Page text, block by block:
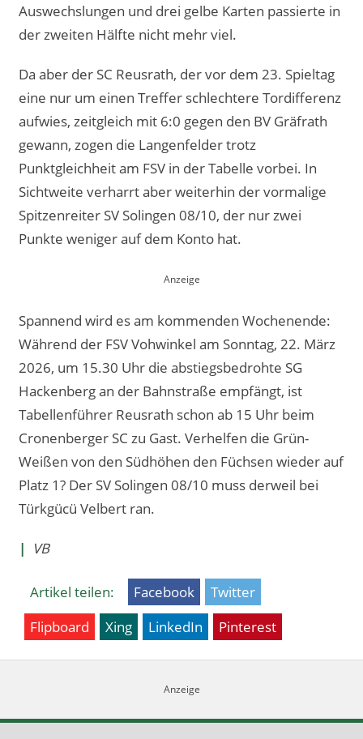
Auswechslungen und drei gelbe Karten passierte in
der zweiten Hälfte nicht mehr viel.
Da aber der SC Reusrath, der vor dem 23. Spieltag
eine nur um einen Treffer schlechtere Tordifferenz
aufwies, zeitgleich mit 6:0 gegen den BV Gräfrath
gewann, zogen die Langenfelder trotz
Punktgleichheit am FSV in der Tabelle vorbei. In
Sichtweite verharrt aber weiterhin der vormalige
Spitzenreiter SV Solingen 08/10, der nur zwei
Punkte weniger auf dem Konto hat.
Spannend wird es am kommenden Wochenende:
Während der FSV Vohwinkel am Sonntag, 22. März
2026, um 15.30 Uhr die abstiegsbedrohte SG
Hackenberg an der Bahnstraße empfängt, ist
Tabellenführer Reusrath schon ab 15 Uhr beim
Cronenberger SC zu Gast. Verhelfen die Grün-
Weißen von den Südhöhen den Füchsen wieder auf
Platz 1? Der SV Solingen 08/10 muss derweil bei
Türkgücü Velbert ran.
| VB
Artikel teilen: Facebook
Twitter
Flipboard
Xing LinkedIn Pinterest